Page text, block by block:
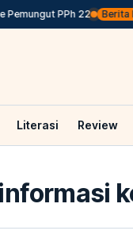
PPh 22 Berita
Literasi Review
informasi